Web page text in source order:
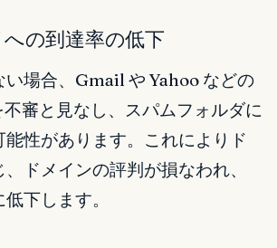
の到達率の低下
い場合、Gmail や Yahoo などの
審と見なし、スパムフォルダに
性があります。これによりド
ドメインの評判が損なわれ、
下します。